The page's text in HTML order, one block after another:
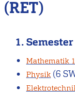
(RET)
1. Semester
Mathematik 1
Physik (6